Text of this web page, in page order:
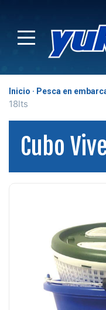
Inicio Pesca en
18lts
Cubo